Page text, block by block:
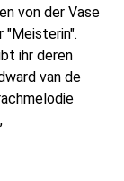
von der Vase
"Meisterin".
ihr deren
van de